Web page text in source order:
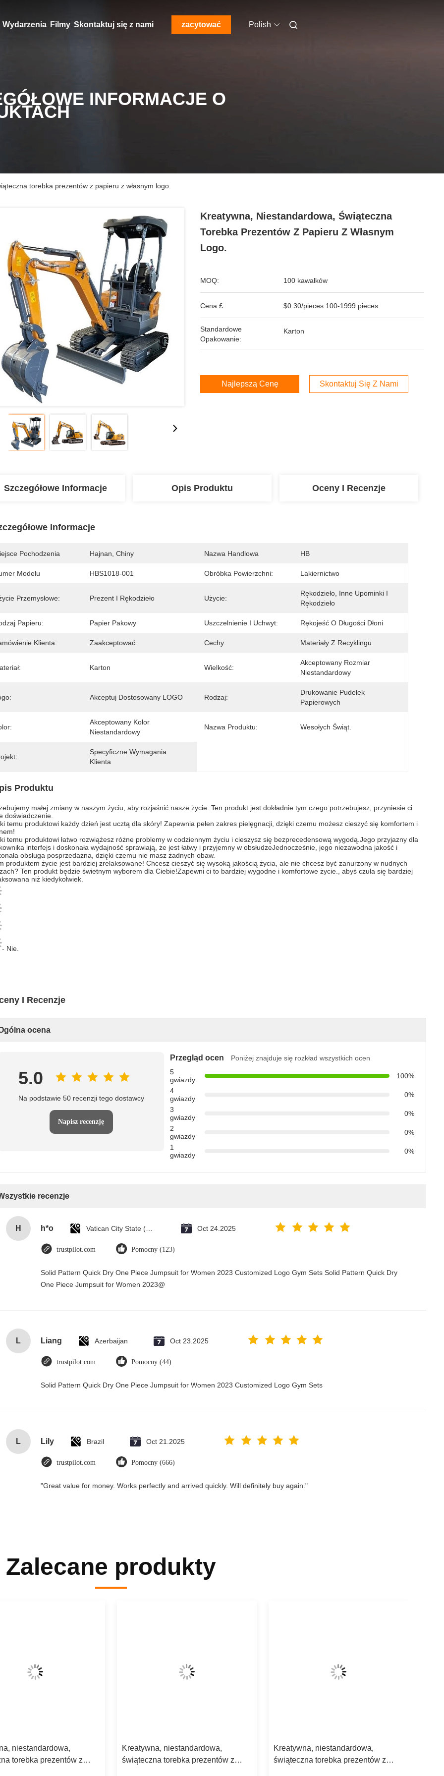
Wydarzenia Filmy Skontaktuj się z nami zacytować Polish
INFORMACJE O
torebka prezentów z papieru z własnym logo.
Kreatywna, Niestandardowa, Świąteczna
Torebka Prezentów Z Papieru Z Własnym
Logo.
MOQ: 100 kawałków
Cena £: $0.30/pieces 100-1999 pieces
Standardowe
Opakowanie:
Karton
Najlepszą Cenę Skontaktuj Się Z Nami
Szczegółowe Informacje Opis Produktu Oceny I Recenzje
Informacje
Pochodzenia Hajnan, Chiny Nazwa Handlowa HB
Modelu HBS1018-001 Obróbka Powierzchni: Lakiernictwo
Przemysłowe: Prezent I Rękodzieło Użycie:
Rękodzieło, Inne Upominki I
Rękodzieło
Papieru: Papier Pakowy Uszczelnienie I Uchwyt: Rękojeść O Długości Dłoni
Klienta: Zaakceptować Cechy: Materiały Z Recyklingu
Karton Wielkość:
Akceptowany Rozmiar
Niestandardowy
Akceptuj Dostosowany LOGO Rodzaj:
Drukowanie Pudełek
Papierowych
Akceptowany Kolor
Niestandardowy
Nazwa Produktu: Wesołych Świąt.
Specyficzne Wymagania
Klienta
Produktu
małej zmiany w naszym życiu, aby rozjaśnić nasze życie. Ten produkt jest dokładnie tym czego potrzebujesz, przyniesie ci
doświadczenie.
temu produktowi każdy dzień jest ucztą dla skóry! Zapewnia pełen zakres pielęgnacji, dzięki czemu możesz cieszyć się komfortem i
temu produktowi łatwo rozwiążesz różne problemy w codziennym życiu i cieszysz się bezprecedensową wygodą.Jego przyjazny dla
interfejs i doskonała wydajność sprawiają, że jest łatwy i przyjemny w obsłudzeJednocześnie, jego niezawodna jakość i
obsługa posprzedażna, dzięki czemu nie masz żadnych obaw.
produktem życie jest bardziej zrelaksowane! Chcesz cieszyć się wysoką jakością życia, ale nie chcesz być zanurzony w nudnych
Ten produkt będzie świetnym wyborem dla Ciebie!Zapewni ci to bardziej wygodne i komfortowe życie., abyś czuła się bardziej
niż kiedykolwiek.
- Nie.
I Recenzje
ocena
5.0
Na podstawie 50 recenzji tego dostawcy
Napisz recenzję
Przegląd ocen
Poniżej znajduje się rozkład wszystkich ocen
5
gwiazdy
100%
4
gwiazdy
0%
3
gwiazdy
0%
2
gwiazdy
0%
1
gwiazdy
0%
recenzje
H h*o Oct 24.2025
trustpilot.com Pomocny (123)
Solid Pattern Quick Dry One Piece Jumpsuit for Women 2023 Customized Logo Gym Sets Solid Pattern Quick Dry
One Piece Jumpsuit for Women 2023@
L Liang Azerbaijan Oct 23.2025
trustpilot.com Pomocny (44)
Solid Pattern Quick Dry One Piece Jumpsuit for Women 2023 Customized Logo Gym Sets
L Lily Brazil Oct 21.2025
trustpilot.com Pomocny (666)
"Great value for money. Works perfectly and arrived quickly. Will definitely buy again."
Zalecane produkty
niestandardowa,
torebka prezentów z
Kreatywna, niestandardowa,
świąteczna torebka prezentów z
Kreatywna, niestandardowa,
świąteczna torebka prezentów z